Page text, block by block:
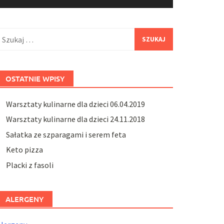
OSTATNIE WPISY
Warsztaty kulinarne dla dzieci 06.04.2019
Warsztaty kulinarne dla dzieci 24.11.2018
Sałatka ze szparagami i serem feta
Keto pizza
Placki z fasoli
ALERGENY